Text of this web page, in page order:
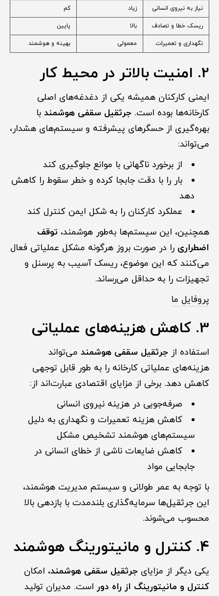
نیاز به نیروی انسانی زیاد کم
ریسک خطا و تصادف بالا پایین
نگهداری و تعمیرات معمولی بهینه و هوشمند
2. امنیت بالاتر در محیط کار
ایمنی کارکنان همیشه یکی از دغدغه‌های اصلی
کارخانه‌ها بوده است. جرثقیل سقفی هوشمند با
بهره‌گیری از حسگرهای پیشرفته و سیستم‌های هشدار،
می‌تواند:
از برخورد ناگهانی با موانع جلوگیری کند
بار را با دقت جابجا کرده و خطر سقوط را کاهش
دهد
عملکرد کارکنان را به شکل ایمن کنترل کند
همچنین، این سیستم‌ها به‌طور هوشمند، توقف
اضطراری را در صورت بروز هرگونه مشکل عملیاتی فعال
می‌کنند که این موضوع، ریسک آسیب به پرسنل و
تجهیزات را به حداقل می‌رساند.
پروفایل ما
3. کاهش هزینه‌های عملیاتی
استفاده از جرثقیل سقفی هوشمند می‌تواند
هزینه‌های عملیاتی کارخانه را به طور قابل توجهی
کاهش دهد. برخی از مزایای اقتصادی عبارت‌اند از:
صرفه‌جویی در هزینه نیروی انسانی
کاهش هزینه تعمیرات و نگهداری به دلیل
سیستم‌های هوشمند تشخیص مشکل
کاهش ضایعات ناشی از خطای انسانی در
جابجایی مواد
با توجه به عمر طولانی و سیستم مدیریت هوشمند،
این جرثقیل‌ها سرمایه‌گذاری بلندمدت با بازدهی بالا
محسوب می‌شوند.
4. کنترل و مانیتورینگ هوشمند
یکی دیگر از مزایای جرثقیل سقفی هوشمند، امکان
کنترل و مانیتورینگ از راه دور است. مدیران تولید